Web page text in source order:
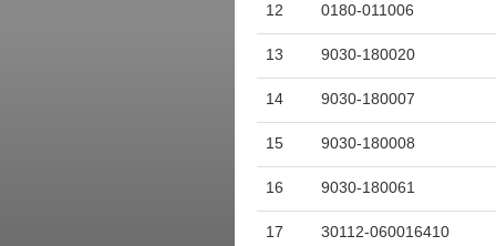
12 0180-011006
13 9030-180020
14 9030-180007
15 9030-180008
16 9030-180061
17 30112-060016410